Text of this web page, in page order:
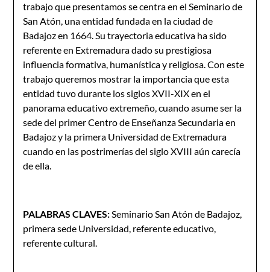
trabajo que presentamos se centra en el Seminario de
San Atón, una entidad fundada en la ciudad de
Badajoz en 1664. Su trayectoria educativa ha sido
referente en Extremadura dado su prestigiosa
influencia formativa, humanística y religiosa. Con este
trabajo queremos mostrar la importancia que esta
entidad tuvo durante los siglos XVII-XIX en el
panorama educativo extremeño, cuando asume ser la
sede del primer Centro de Enseñanza Secundaria en
Badajoz y la primera Universidad de Extremadura
cuando en las postrimerías del siglo XVIII aún carecía
de ella.
PALABRAS CLAVES:Seminario San Atón de Badajoz,
primera sede Universidad, referente educativo,
referente cultural.